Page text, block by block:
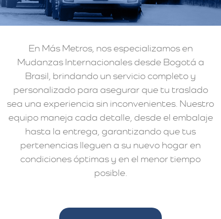
En Más Metros, nos especializamos en
Mudanzas Internacionales desde Bogotá a
Brasil, brindando un servicio completo y
personalizado para asegurar que tu traslado
sea una experiencia sin inconvenientes. Nuestro
equipo maneja cada detalle, desde el embalaje
hasta la entrega, garantizando que tus
pertenencias lleguen a su nuevo hogar en
condiciones óptimas y en el menor tiempo
posible.